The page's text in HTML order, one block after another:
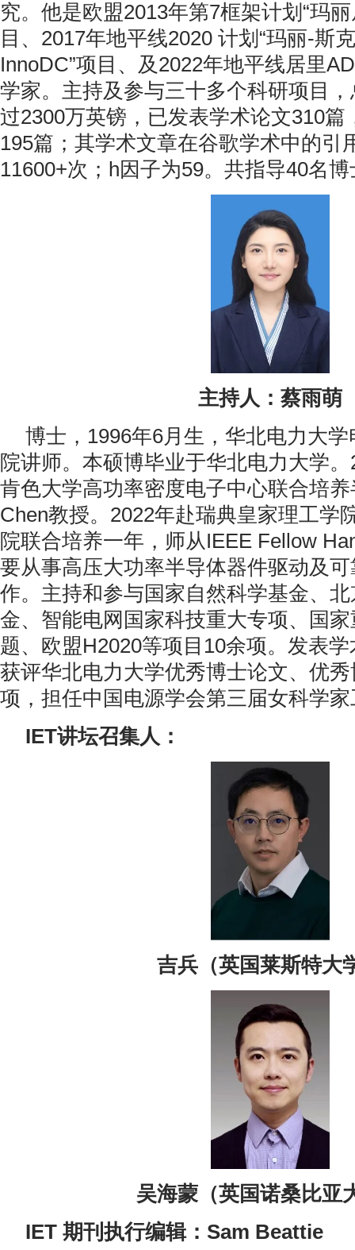
究。他是欧盟2013年第7框架计划“玛
目、2017年地平线2020 计划“玛丽-斯
InnoDC”项目、及2022年地平线居里
学家。主持及参与三十多个科研项目
过2300万英镑，已发表学术论文310篇
195篇；其学术文章在谷歌学术中的引
11600+次；h因子为59。共指导40名
主持人：蔡雨萌
博士，1996年6月生，华北电力大
院讲师。本硕博毕业于华北电力大学
肯色大学高功率密度电子中心联合培
Chen教授。2022年赴瑞典皇家理工学
院联合培养一年，师从IEEE Fellow
要从事高压大功率半导体器件驱动及
作。主持和参与国家自然科学基金、
金、智能电网国家科技重大专项、国
题、欧盟H2020等项目10余项。发表
获评华北电力大学优秀博士论文、优
项，担任中国电源学会第三届女科学
IET讲坛召集人：
吉兵（英国莱斯特大
吴海蒙（英国诺桑比亚
IET 期刊执行编辑：Sam Beattie